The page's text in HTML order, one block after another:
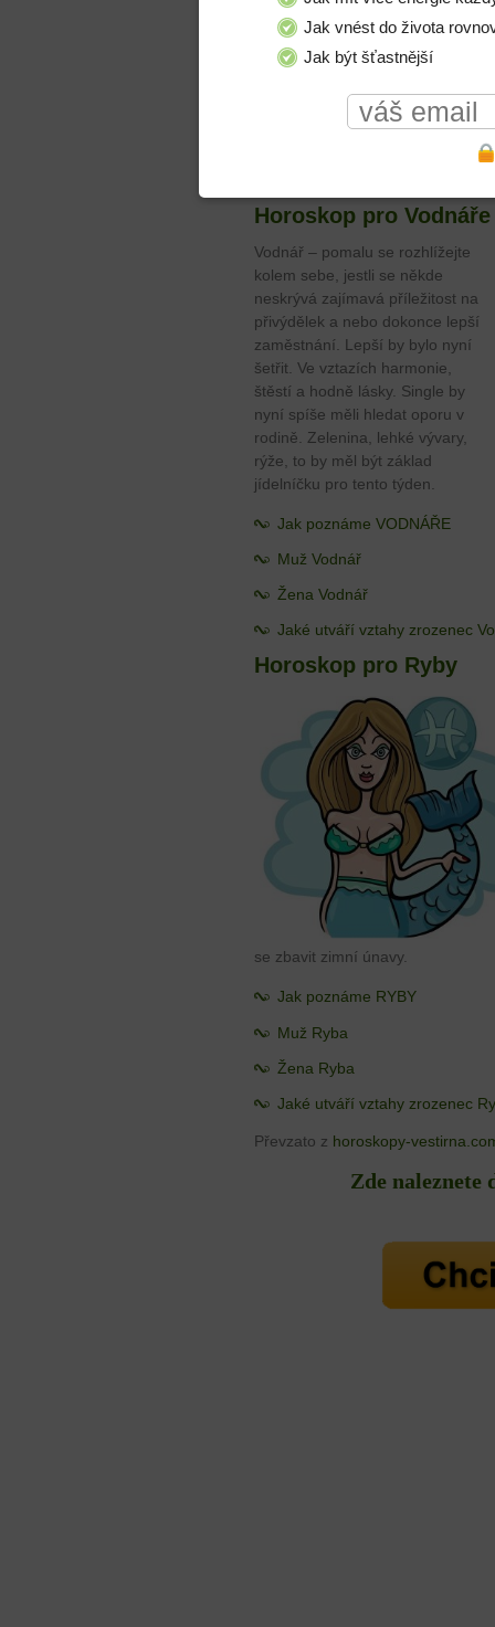
Jak vnést do života
Jak být šťastnější
Horoskop pro Vodnáře
Vodnář – pomalu se rozhlížejte
kolem sebe, jestli se někde
neskrývá zajímavá příležitost na
přivýdělek a nebo dokonce lepší
zaměstnání. Lepší by bylo nyní
šetřit. Ve vztazích harmonie,
štěstí a hodně lásky. Single by
nyní spíše měli hledat oporu v
rodině. Zelenina, lehké vývary,
rýže, to by měl být základ
jídelníčku pro tento týden.
Jak poznáme VODNÁŘE
Muž Vodnář
Žena Vodnář
Jaké utváří vztahy zrozenec
Horoskop pro Ryby
se zbavit zimní únavy.
Jak poznáme RYBY
Muž Ryba
Žena Ryba
Jaké utváří vztahy zrozenec
Převzato z horoskopy-
Zde naleznete